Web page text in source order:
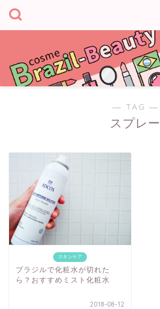
― TAG ―
スプレー
スキンケア
ブラジルで化粧水が切れた
ら？おすすめミスト化粧水
2018-08-12